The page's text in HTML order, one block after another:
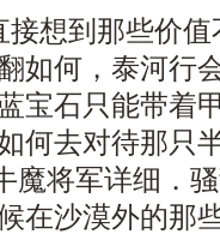
想到那些价
如何，泰河行
石只能带着
何去对待那只
魔将军详细．
沙漠外的那